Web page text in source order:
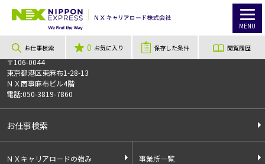
MENU
お仕事検索 0 お気に入り 保存した条件 閲覧履歴
TOP お仕事検索
このお仕事は非公開のお仕事です
お仕事番号013687
〒106-0044
東京都港区東麻布1-28-13
ＮＸ商事麻布ビル4階
電話:050-3819-7860
お仕事検索
ＮＸキャリアロードの強み 事業所一覧